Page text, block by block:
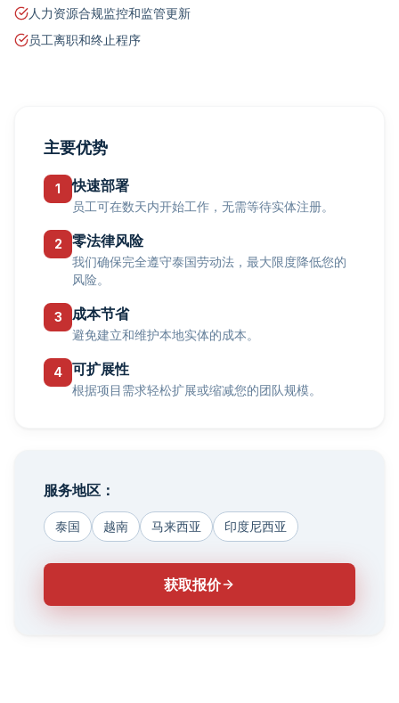
人力资源合规监控和监管更新
员工离职和终止程序
主要优势
1 快速部署
员工可在数天内开始工作，无需等待实体注册。
2 零法律风险
我们确保完全遵守泰国劳动法，最大限度降低您的
风险。
3 成本节省
避免建立和维护本地实体的成本。
4 可扩展性
根据项目需求轻松扩展或缩减您的团队规模。
服务地区：
泰国 越南 马来西亚 印度尼西亚
获取报价